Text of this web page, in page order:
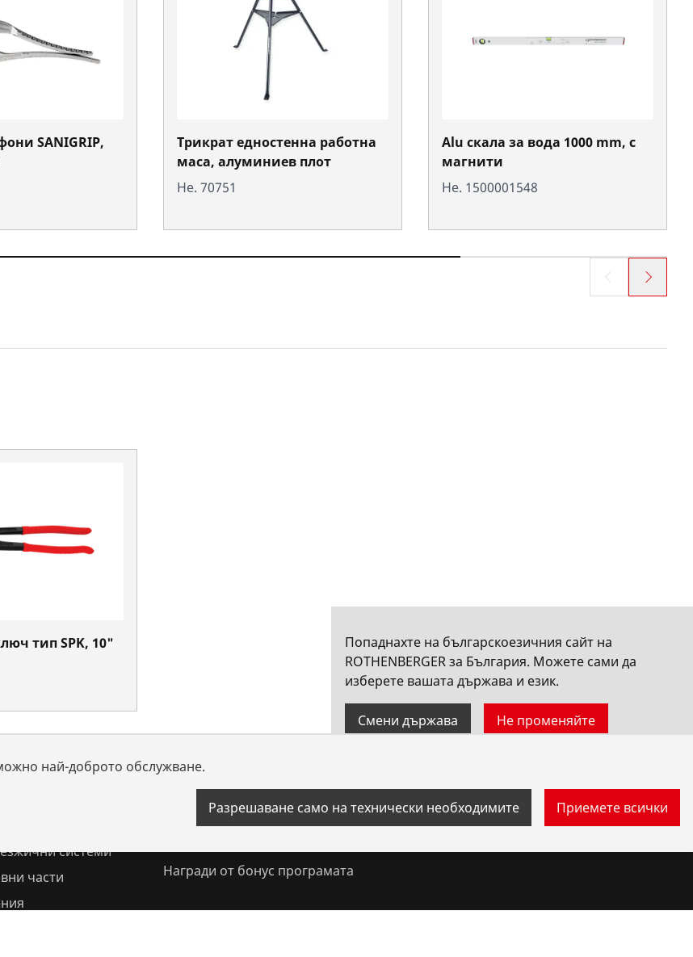
SANIGRIP,
Трикрат едностенна работна
маса, алуминиев плот
Не. 70751
Alu скала за вода 1000 mm, с
магнити
Не. 1500001548
тип SPK, 10"
Попаднахте на българскоезичния сайт на
ROTHENBERGER за България. Можете сами да
изберете вашата държава и език.
Смени държава Не променяйте
системи
части
Бонус програма на
Награди от бонус програмата
Свържете се с нас
най-доброто обслужване.
Разрешаване само на технически необходимите Приемете всички